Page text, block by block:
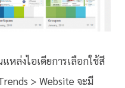
แหล่งไอเดียการเลือกใช้สี
> Website จะมี